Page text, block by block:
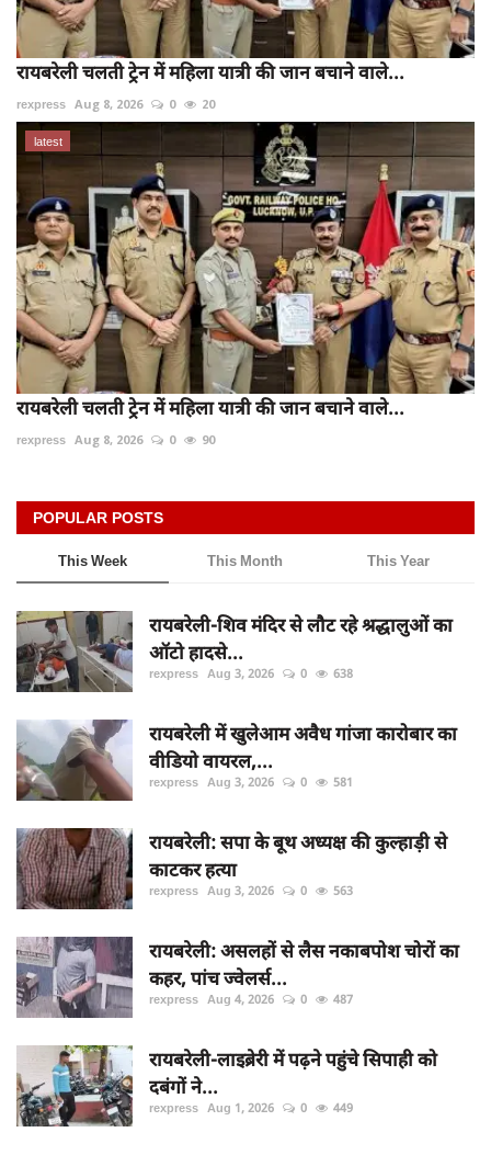
रायबरेली चलती ट्रेन में महिला यात्री की जान बचाने वाले...
rexpress Aug 8, 2026 0 20
latest
रायबरेली चलती ट्रेन में महिला यात्री की जान बचाने वाले...
rexpress Aug 8, 2026 0 90
POPULAR POSTS
This Week This Month This Year
रायबरेली-शिव मंदिर से लौट रहे श्रद्धालुओं का
ऑटो हादसे...
rexpress Aug 3, 2026 0 638
रायबरेली में खुलेआम अवैध गांजा कारोबार का
वीडियो वायरल,...
rexpress Aug 3, 2026 0 581
रायबरेली: सपा के बूथ अध्यक्ष की कुल्हाड़ी से
काटकर हत्या
rexpress Aug 3, 2026 0 563
रायबरेली: असलहों से लैस नकाबपोश चोरों का
कहर, पांच ज्वेलर्स...
rexpress Aug 4, 2026 0 487
रायबरेली-लाइब्रेरी में पढ़ने पहुंचे सिपाही को
दबंगों ने...
rexpress Aug 1, 2026 0 449